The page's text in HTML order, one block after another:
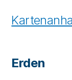
Erden